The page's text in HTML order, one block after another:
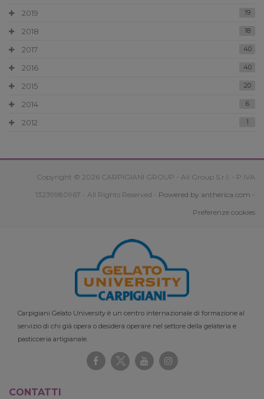
2019 19
2018 18
2017 40
2016 40
2015 20
2014 6
2012 1
Copyright © 2026 CARPIGIANI GROUP - Ali Group S.r.l. - P.IVA
13239980967 - All Rights Reserved - Powered by antherica.com -
Preferenze cookies
Carpigiani Gelato University è un centro internazionale di formazione al
servizio di chi già opera o desidera operare nel settore della gelateria e
pasticceria artigianale.
CONTATTI